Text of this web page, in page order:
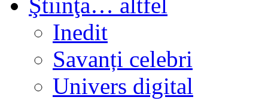
Inedit
Savanți celebri
Univers digital